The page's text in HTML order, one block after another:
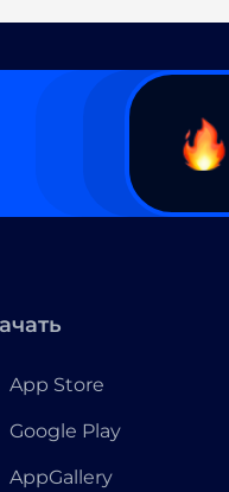
App Store
Google Play
AppGallery